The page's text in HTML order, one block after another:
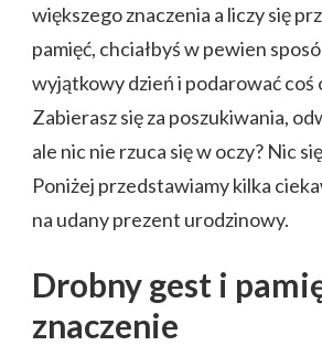
większego znaczenia a liczy się
pamięć, chciałbyś w pewien
wyjątkowy dzień i podarować coś
Zabierasz się za poszukiwania,
ale nic nie rzuca się w oczy? Nic
Poniżej przedstawiamy kilka
na udany prezent urodzinowy.
Drobny gest i
znaczenie